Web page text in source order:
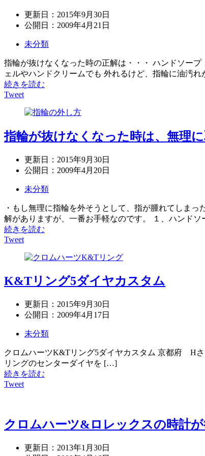
更新日： 2015年9月30日
公開日： 2009年4月21日
未分類
指輪が抜けなくなった時の正解は・・・ ハンドソー
ェルやハンドクリームでも 外れるけど、指輪に油汚
続きを読む
Tweet
指輪が抜けなくなった時は、無理
更新日： 2015年9月30日
公開日： 2009年4月20日
未分類
・もし無理に指輪を外そうとして、指が腫れてしま
解がありますが、一番お手軽なのです。 １、ハンド
続きを読む
Tweet
K&Tリング5ダイヤカスタム
更新日： 2015年9月30日
公開日： 2009年4月17日
未分類
クロムハーツK&Tリング5ダイヤカスタム 京都府 H
リングのセンターダイヤを […]
続きを読む
Tweet
クロムハーツ&ロレックスの時計が
更新日： 2013年1月30日